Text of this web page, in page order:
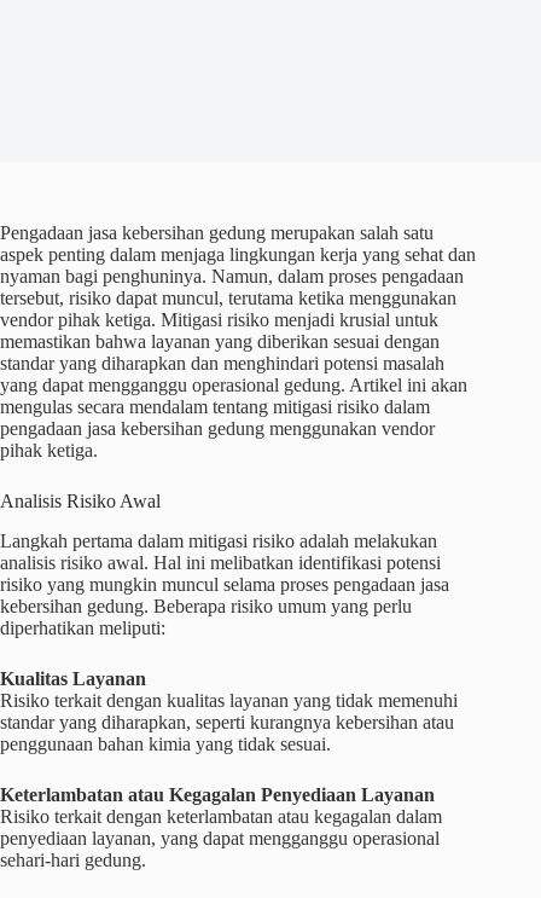
Pengadaan jasa kebersihan gedung merupakan salah satu
aspek penting dalam menjaga lingkungan kerja yang sehat dan
nyaman bagi penghuninya. Namun, dalam proses pengadaan
tersebut, risiko dapat muncul, terutama ketika menggunakan
vendor pihak ketiga. Mitigasi risiko menjadi krusial untuk
memastikan bahwa layanan yang diberikan sesuai dengan
standar yang diharapkan dan menghindari potensi masalah
yang dapat mengganggu operasional gedung. Artikel ini akan
mengulas secara mendalam tentang mitigasi risiko dalam
pengadaan jasa kebersihan gedung menggunakan vendor
pihak ketiga.
Analisis Risiko Awal
Langkah pertama dalam mitigasi risiko adalah melakukan
analisis risiko awal. Hal ini melibatkan identifikasi potensi
risiko yang mungkin muncul selama proses pengadaan jasa
kebersihan gedung. Beberapa risiko umum yang perlu
diperhatikan meliputi:
Kualitas Layanan
Risiko terkait dengan kualitas layanan yang tidak memenuhi
standar yang diharapkan, seperti kurangnya kebersihan atau
penggunaan bahan kimia yang tidak sesuai.
Keterlambatan atau Kegagalan Penyediaan Layanan
Risiko terkait dengan keterlambatan atau kegagalan dalam
penyediaan layanan, yang dapat mengganggu operasional
sehari-hari gedung.